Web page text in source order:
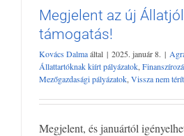
Megjelent az új
Agrár pályázatok Állattartóknak kiírt
Legfrissebb pályázatok
térítendő
Megjelent az új
támogatás!
Kovács Dalmaáltal | 2025. január 8. |
Állattartóknak kiírt pályázatok
Mezőgazdasági pályázatok Vissza nem
Megjelent, és januártól